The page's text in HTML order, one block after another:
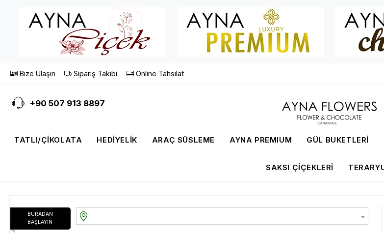
Bize Ulaşın Sipariş Takibi Online Tahsilat
+90 507 913 8897
TATLI/ÇIKOLATA HEDIYELIK ARAÇ SÜSLEME AYNA PREMIUM GÜL BUKETLERI
SAKSI ÇIÇEKLERI
BURADAN
BAŞLAYIN